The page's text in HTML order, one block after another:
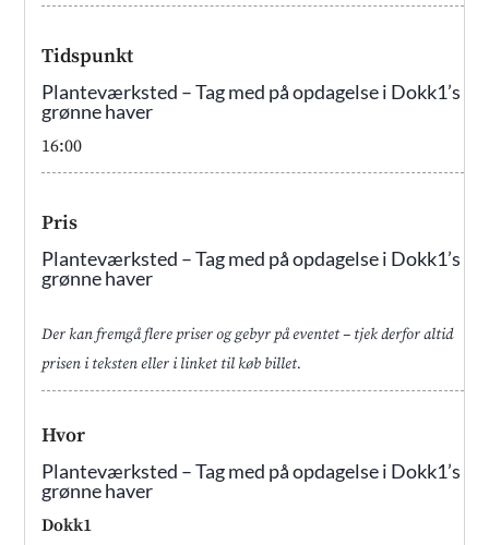
Tidspunkt
Planteværksted – Tag med på opdagelse i Dokk1’s
grønne haver
16:00
Pris
Planteværksted – Tag med på opdagelse i Dokk1’s
grønne haver
Der kan fremgå flere priser og gebyr på eventet – tjek derfor altid
prisen i teksten eller i linket til køb billet.
Hvor
Planteværksted – Tag med på opdagelse i Dokk1’s
grønne haver
Dokk1